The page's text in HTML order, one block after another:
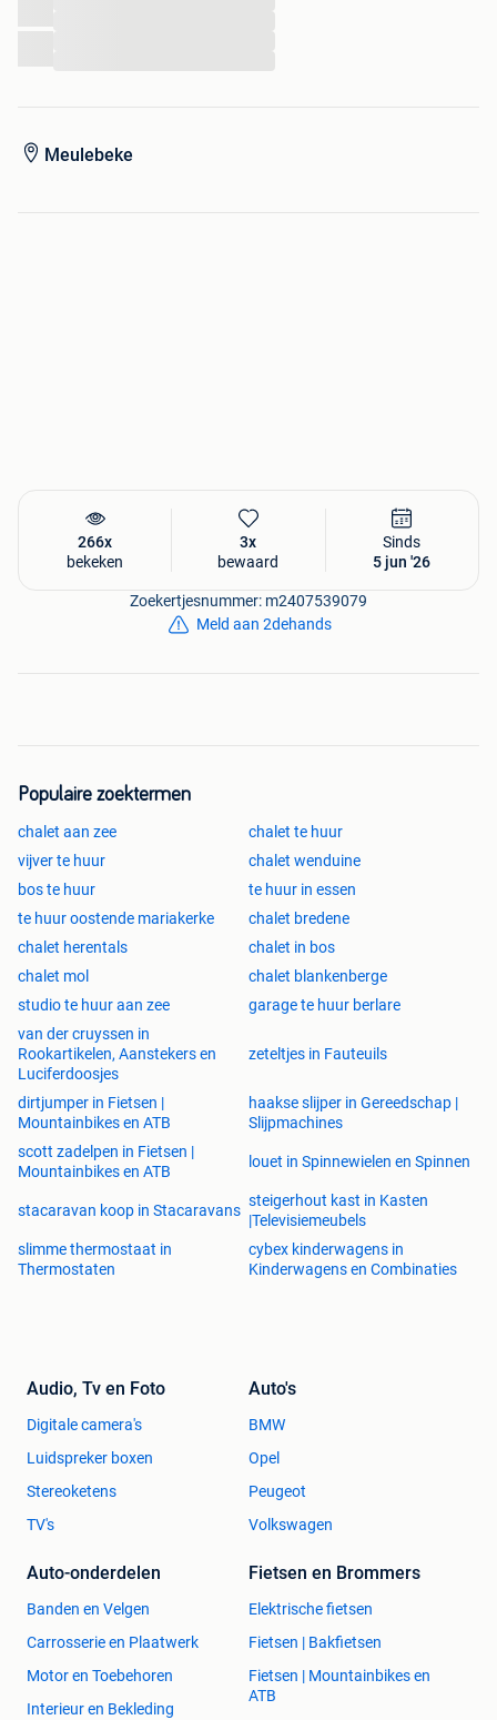
Meulebeke
266x
bekeken
3x
bewaard
Sinds
5 jun '26
Zoekertjesnummer: m2407539079
Meld aan 2dehands
Populaire zoektermen
chalet aan zee
chalet te huur
vijver te huur
chalet wenduine
bos te huur
te huur in essen
te huur oostende mariakerke
chalet bredene
chalet herentals
chalet in bos
chalet mol
chalet blankenberge
studio te huur aan zee
garage te huur berlare
van der cruyssen in
Rookartikelen, Aanstekers en
Luciferdoosjes
zeteltjes in Fauteuils
dirtjumper in Fietsen |
Mountainbikes en ATB
haakse slijper in Gereedschap |
Slijpmachines
scott zadelpen in Fietsen |
Mountainbikes en ATB
louet in Spinnewielen en Spinnen
stacaravan koop in Stacaravans
steigerhout kast in Kasten
|Televisiemeubels
slimme thermostaat in
Thermostaten
cybex kinderwagens in
Kinderwagens en Combinaties
Audio, Tv en Foto
Digitale camera's
Luidspreker boxen
Stereoketens
TV's
Auto's
BMW
Opel
Peugeot
Volkswagen
Auto-onderdelen
Banden en Velgen
Carrosserie en Plaatwerk
Motor en Toebehoren
Interieur en Bekleding
Fietsen en Brommers
Elektrische fietsen
Fietsen | Bakfietsen
Fietsen | Mountainbikes en
ATB